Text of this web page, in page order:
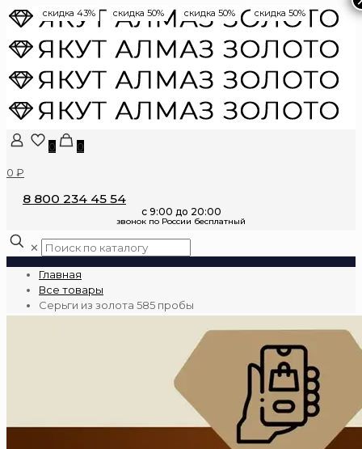
0
0
0 ₽
8 800 234 45 54
✕
Главная
Все товары
Серьги из золота 585 пробы
скидка 43% скидка 50% скидка 50% скидка 50%